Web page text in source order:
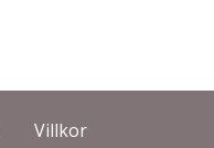
Villkor